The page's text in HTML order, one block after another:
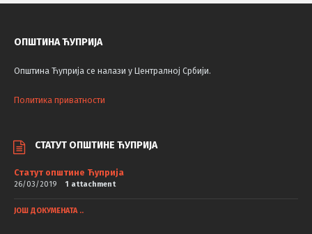
ОПШТИНА ЋУПРИЈА
Општина Ћуприја се налази у Централној Србији.
Политика приватности
СТАТУТ ОПШТИНЕ ЋУПРИЈА
Статут општине Ћуприја
26/03/2019 1 attachment
ЈОШ ДОКУМЕНАТА ..